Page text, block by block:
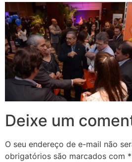
Deixe um
O seu endereço de e-mail não
obrigatórios são marcados com *